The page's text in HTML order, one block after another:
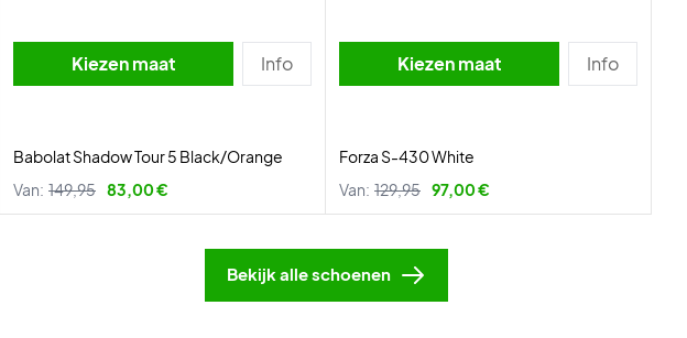
Kiezen maat Info
Babolat Shadow Tour 5 Black/Orange
Van: 149,95 83,00 €
Kiezen maat Info
Forza S-430 White
Van: 129,95 97,00 €
Bekijk alle schoenen